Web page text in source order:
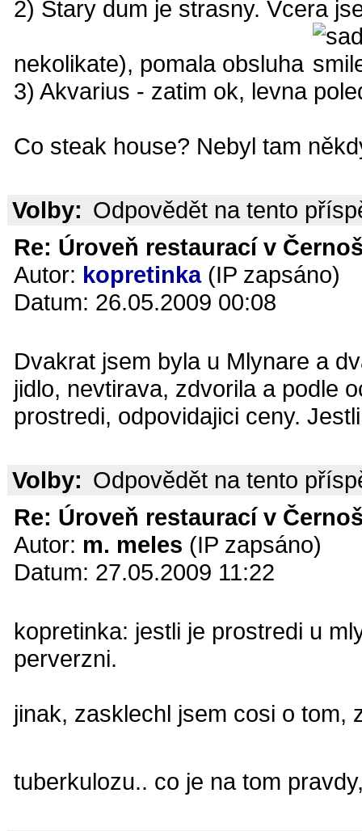
2) Stary dum je strasny. Vcera
nekolikate), pomala obsluha
3) Akvarius - zatim ok, levna
Co steak house? Nebyl tam
Volby: Odpovědět na tento
Re: Úroveň restaurací v
Autor: kopretinka(IP zapsáno)
Datum: 26.05.2009 00:08
Dvakrat jsem byla u Mlynare a
jidlo, nevtirava, zdvorila a podle
prostredi, odpovidajici ceny.
Volby: Odpovědět na tento
Re: Úroveň restaurací v
Autor: m. meles (IP zapsáno)
Datum: 27.05.2009 11:22
kopretinka: jestli je prostredi u
perverzni.
jinak, zasklechl jsem cosi o tom,
tuberkulozu.. co je na tom